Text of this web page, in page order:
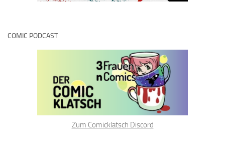
COMIC PODCAST
Zum Comicklatsch Discord